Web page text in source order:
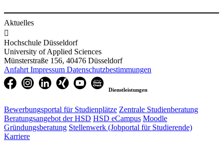
Aktuelles

Hochschule Düsseldorf
University of Applied Sciences
Münsterstraße 156, 40476 Düsseldorf
Anfahrt Impressum Datenschutzbestimmungen
Dienstleistungen
Bewerbungsportal für Studienplätze Zentrale Studienberatung
Beratungsangebot der HSD HSD eCampus Moodle
Gründungsberatung Stellenwerk (Jobportal für Studierende)
Karriere